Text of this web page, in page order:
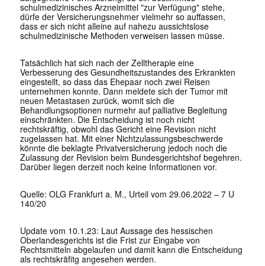
schulmedizinisches Arzneimittel "zur Verfügung" stehe,
dürfe der Versicherungsnehmer vielmehr so auffassen,
dass er sich nicht alleine auf nahezu aussichtslose
schulmedizinische Methoden verweisen lassen müsse.
Tatsächlich hat sich nach der Zelltherapie eine
Verbesserung des Gesundheitszustandes des Erkrankten
eingestellt, so dass das Ehepaar noch zwei Reisen
unternehmen konnte. Dann meldete sich der Tumor mit
neuen Metastasen zurück, womit sich die
Behandlungsoptionen nurmehr auf palliative Begleitung
einschränkten. Die Entscheidung ist noch nicht
rechtskräftig, obwohl das Gericht eine Revision nicht
zugelassen hat. Mit einer Nichtzulassungsbeschwerde
könnte die beklagte Privatversicherung jedoch noch die
Zulassung der Revision beim Bundesgerichtshof begehren.
Darüber liegen derzeit noch keine Informationen vor.
Quelle: OLG Frankfurt a. M., Urteil vom 29.06.2022 – 7 U
140/20
Update vom 10.1.23: Laut Aussage des hessischen
Oberlandesgerichts ist die Frist zur Eingabe von
Rechtsmitteln abgelaufen und damit kann die Entscheidung
als rechtskräfitg angesehen werden.